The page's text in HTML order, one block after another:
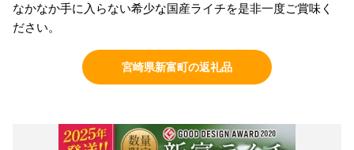
なかなか手に入らない希少な国産ライチを是非一度ご賞味く
ださい。
宮崎県新富町の返礼品